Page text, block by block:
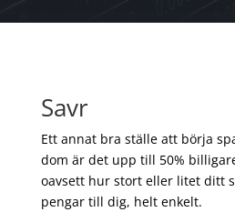
Savr
Ett annat bra ställe att börja
dom är det upp till 50%
oavsett hur stort eller litet ditt
pengar till dig, helt enkelt.